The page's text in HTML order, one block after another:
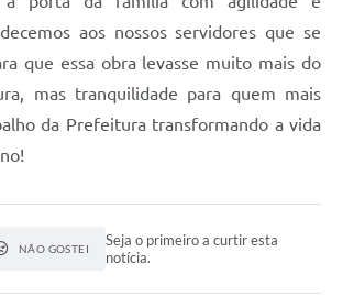
aos nossos servidores que se
que essa obra levasse muito mais do
mas tranquilidade para quem mais
da Prefeitura transformando a vida
NÃO GOSTEI
Seja o primeiro a curtir esta
notícia.